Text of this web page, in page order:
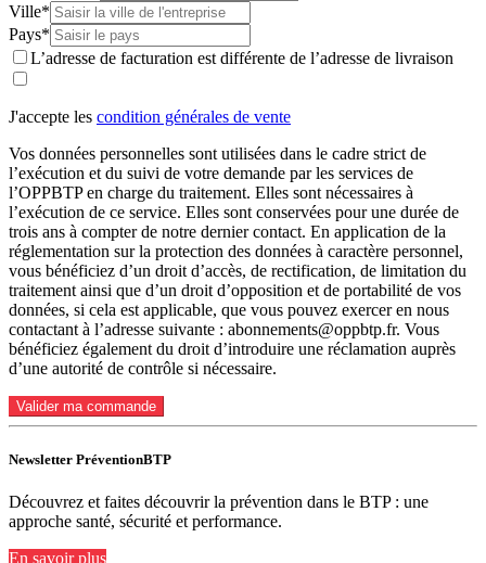
Ville*
Pays*
L’adresse de facturation est différente de l’adresse de livraison
J'accepte les condition générales de vente
Vos données personnelles sont utilisées dans le cadre strict de
l’exécution et du suivi de votre demande par les services de
l’OPPBTP en charge du traitement. Elles sont nécessaires à
l’exécution de ce service. Elles sont conservées pour une durée de
trois ans à compter de notre dernier contact. En application de la
réglementation sur la protection des données à caractère personnel,
vous bénéficiez d’un droit d’accès, de rectification, de limitation du
traitement ainsi que d’un droit d’opposition et de portabilité de vos
données, si cela est applicable, que vous pouvez exercer en nous
contactant à l’adresse suivante : abonnements@oppbtp.fr. Vous
bénéficiez également du droit d’introduire une réclamation auprès
d’une autorité de contrôle si nécessaire.
Valider ma commande
Newsletter PréventionBTP
Découvrez et faites découvrir la prévention dans le BTP : une
approche santé, sécurité et performance.
En savoir plus